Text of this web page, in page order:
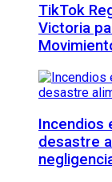
TikTok
Victoria
Incendios
desastre